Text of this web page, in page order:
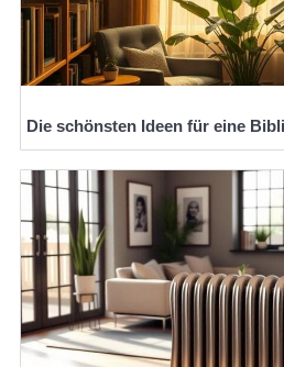
Die schönsten Ideen für eine